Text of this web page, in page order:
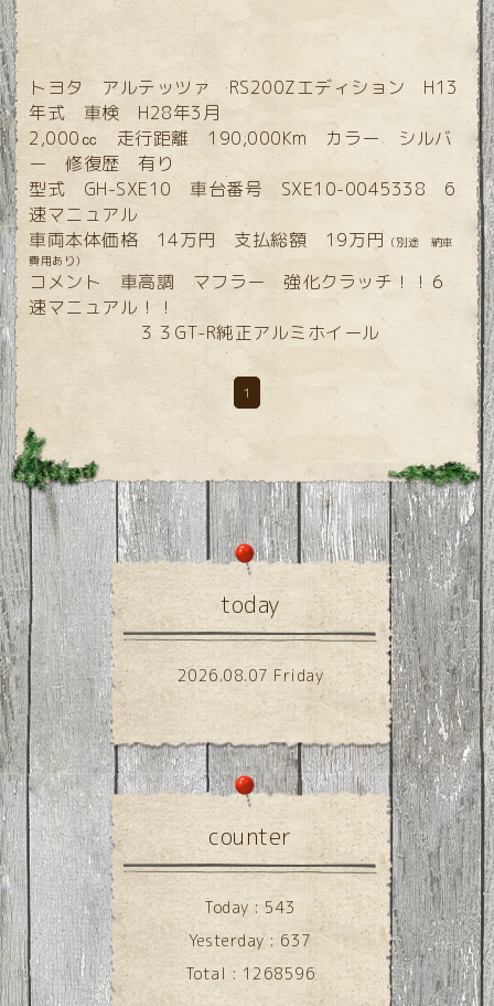
トヨタ アルテッツァ RS200Zエディション H13
年式 車検 H28年3月
2,000㏄ 走行距離 190,000Km カラー シルバ
ー 修復歴 有り
型式 GH-SXE10 車台番号 SXE10-0045338 6
速マニュアル
車両本体価格 14万円 支払総額 19万円 （別途 納車
費用あり）
コメント 車高調 マフラー 強化クラッチ！！６
速マニュアル！！
３３GT-R純正アルミホイール
1
today
2026.08.07 Friday
counter
Today :543
Yesterday : 637
Total : 1268596